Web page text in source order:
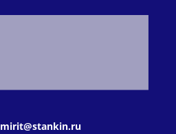
mirit@stankin.ru